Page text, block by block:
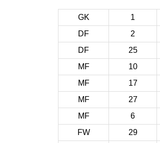
GK 1
DF
2
DF
25
MF
10
MF
17
MF
27
MF
6
FW
29